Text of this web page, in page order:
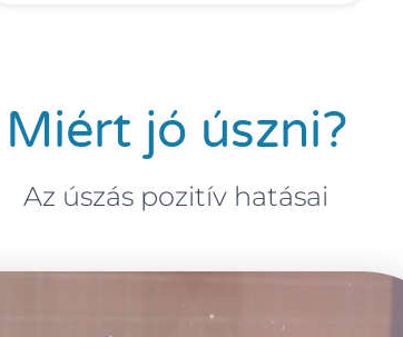
Miért jó úszni?
Az úszás pozitív hatásai